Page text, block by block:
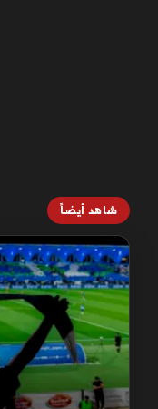
شاهد أيضاً